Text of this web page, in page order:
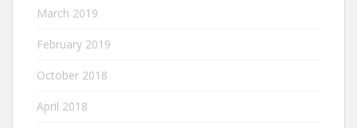
March 2019
February 2019
October 2018
April 2018